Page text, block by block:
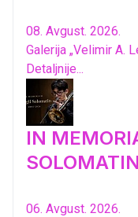
08. Avgust. 2026.
Galerija „Velimir A.
Detaljnije...
IN
06. Avgust. 2026.